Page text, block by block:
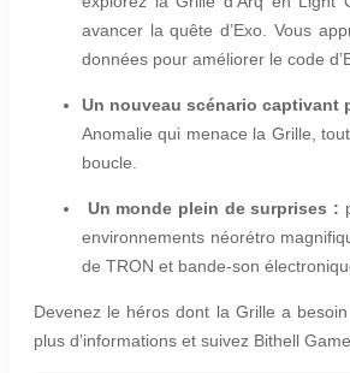
avancer la quête d’Exo. Vous
données pour améliorer le code
Un nouveau scénario captivant
Anomalie qui menace la Grille,
boucle.
Un monde plein de surprises :
environnements néorétro
de TRON et bande-son
Devenez le héros dont la Grille a
plus d’informations et suivez Bithell